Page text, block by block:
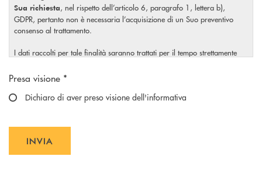
Sua richiesta, nel rispetto dell’articolo 6, paragrafo 1, lettera b),
GDPR, pertanto non è necessaria l’acquisizione di un Suo preventivo
consenso al trattamento.
I dati raccolti per tale finalità saranno trattati per il tempo strettamente
visionare l’informativa completa sul trattamento dei Suoi dati
Scegliere un'opzione
Presa visione *
Dichiaro di aver preso visione dell'informativa
INVIA